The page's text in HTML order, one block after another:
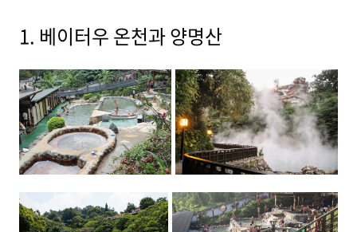
1. 베이터우 온천과 양명산